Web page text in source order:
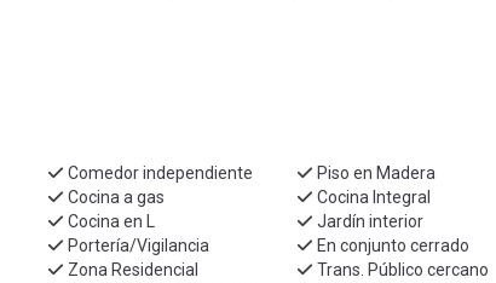
Comedor independiente
Piso en Madera
Cocina a gas
Cocina Integral
Cocina en L
Jardín interior
Portería/Vigilancia
En conjunto cerrado
Zona Residencial
Trans. Público cercano